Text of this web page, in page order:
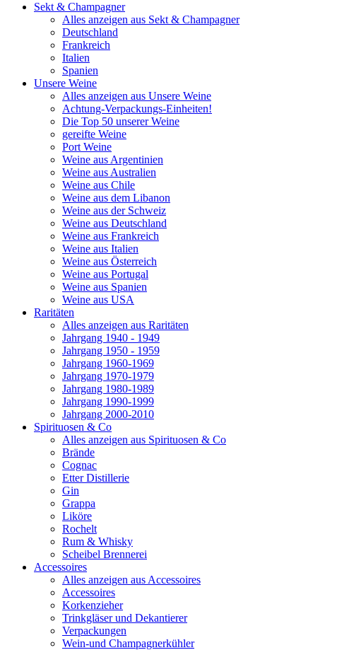
Sekt & Champagner
Alles anzeigen aus Sekt & Champagner
Deutschland
Frankreich
Italien
Spanien
Unsere Weine
Alles anzeigen aus Unsere Weine
Achtung-Verpackungs-Einheiten!
Die Top 50 unserer Weine
gereifte Weine
Port Weine
Weine aus Argentinien
Weine aus Australien
Weine aus Chile
Weine aus dem Libanon
Weine aus der Schweiz
Weine aus Deutschland
Weine aus Frankreich
Weine aus Italien
Weine aus Österreich
Weine aus Portugal
Weine aus Spanien
Weine aus USA
Raritäten
Alles anzeigen aus Raritäten
Jahrgang 1940 - 1949
Jahrgang 1950 - 1959
Jahrgang 1960-1969
Jahrgang 1970-1979
Jahrgang 1980-1989
Jahrgang 1990-1999
Jahrgang 2000-2010
Spirituosen & Co
Alles anzeigen aus Spirituosen & Co
Brände
Cognac
Etter Distillerie
Gin
Grappa
Liköre
Rochelt
Rum & Whisky
Scheibel Brennerei
Accessoires
Alles anzeigen aus Accessoires
Accessoires
Korkenzieher
Trinkgläser und Dekantierer
Verpackungen
Wein-und Champagnerkühler